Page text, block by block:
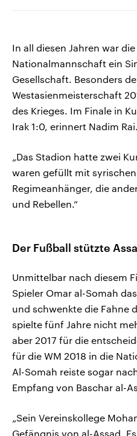
In all diesen Jahren war
Nationalmannschaft ein
Gesellschaft. Besonders
Westasienmeisterschaft
des Krieges. Im Finale in
Irak 1:0, erinnert Nadim Rai.
„Das Stadion hatte zwei
waren gefüllt mit
Regimeanhänger, die
und Rebellen.“
Der Fußball stützte
Unmittelbar nach diesem
Spieler Omar al-Somah
und schwenkte die Fahne
spielte fünf Jahre nicht
aber 2017 für die
für die WM 2018 in die
Al-Somah reiste sogar
Empfang von Baschar al-
„Sein Vereinskollege
Gefängnis von al-Assad.